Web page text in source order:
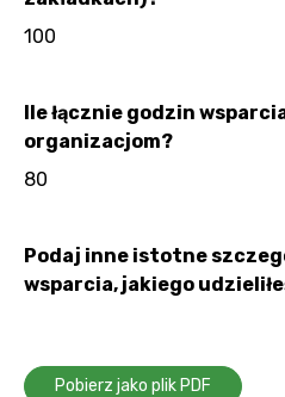
100
Ile łącznie godzin
organizacjom?
80
Podaj inne istotne
wsparcia, jakiego
Pobierz jako plik PDF